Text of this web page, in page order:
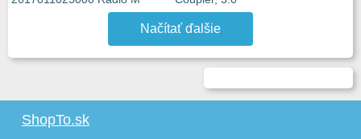
Načítať ďalšie
ShopTo.sk